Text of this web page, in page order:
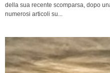
della sua recente scomparsa, dopo
numerosi articoli su...